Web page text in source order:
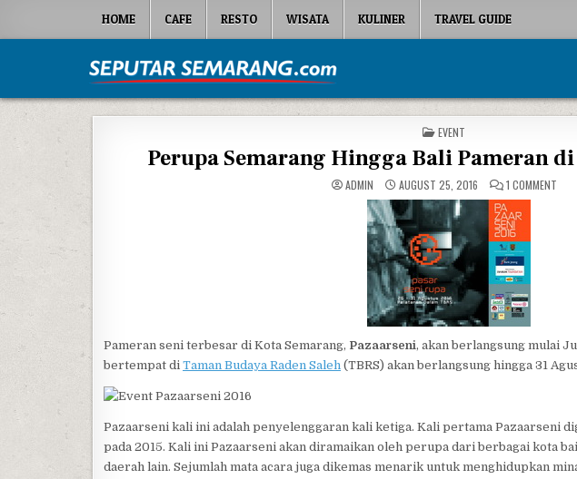
HOME CAFE RESTO WISATA KULINER TRAVEL GUIDE
Seputar Semarang
POSTED IN
EVENT
Perupa Semarang Hingga Bali Pameran di
ADMIN AUGUST 25, 2016 1 COMMENTON
Pameran seni terbesar di Kota Semarang, Pazaarseni, akan berlangsung mulai
bertempat di Taman Budaya Raden Saleh (TBRS) akan berlangsung hingga 31
Pazaarseni kali ini adalah penyelenggaran kali ketiga. Kali pertama Pazaarseni
pada 2015. Kali ini Pazaarseni akan diramaikan oleh perupa dari berbagai kota
daerah lain. Sejumlah mata acara juga dikemas menarik untuk menghidupkan